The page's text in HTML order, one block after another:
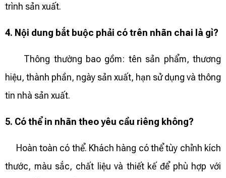
trình sản xuất.
4. Nội dung bắt buộc phải có trên nhãn chai là gì?
Thông thường bao gồm: tên sản phẩm, thương
hiệu, thành phần, ngày sản xuất, hạn sử dụng và thông
tin nhà sản xuất.
5. Có thể in nhãn theo yêu cầu riêng không?
Hoàn toàn có thể. Khách hàng có thể tùy chỉnh kích
thước, màu sắc, chất liệu và thiết kế để phù hợp với